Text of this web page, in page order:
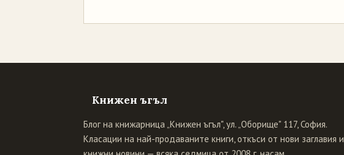
Книжен ъгъл
Блог на книжарница „Книжен ъгъл", ул. „Оборище" 117, София.
Класации на най-продаваните книги, откъси от нови заглавия и